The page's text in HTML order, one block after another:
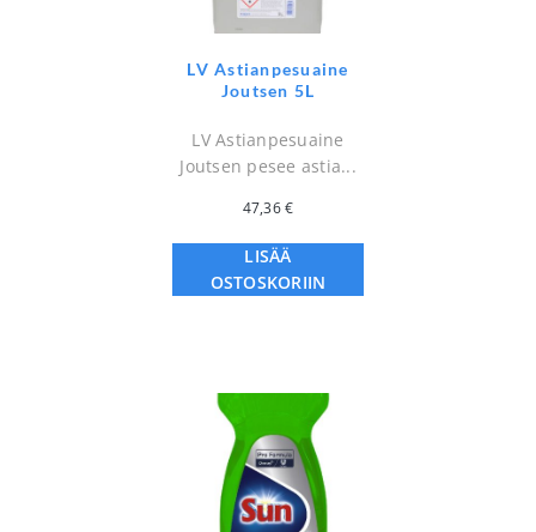
LV Astianpesuaine
Joutsen 5L
LV Astianpesuaine
Joutsen pesee astia...
47,36€
LISÄÄ
OSTOSKORIIN